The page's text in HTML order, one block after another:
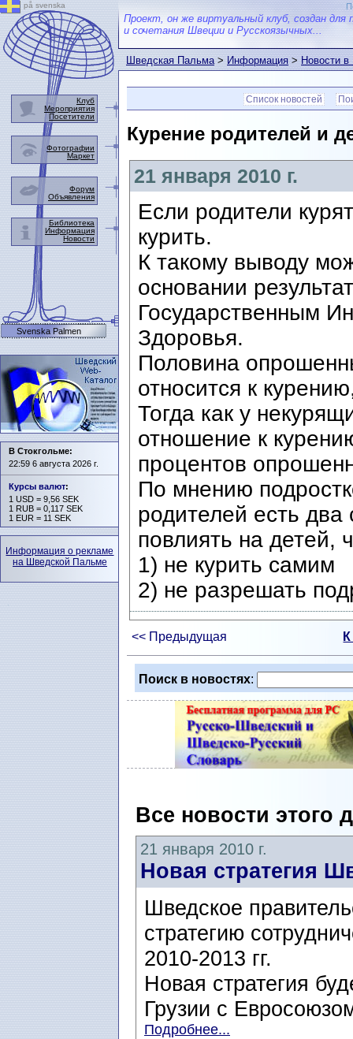
Проект, он же виртуальный клуб, создан для
и сочетания Швеции и Русскоязычных...
Шведская Пальма>Информация>Новости
Список новостей
Курение родителей и
21 января 2010 г.
Если родители
курить.
К такому выводу
основании
Государственным
Здоровья.
Половина
относится к
Тогда как у
отношение к
процентов
По мнению
родителей есть
повлиять на детей,
1) не курить самим
2) не разрешать
<< Предыдущая
Поиск в новостях:
Все новости этого
21 января 2010 г.
Новая стратегия
Шведское
стратегию
2010-2013 гг.
Новая стратегия
Грузии с
Подробнее...
på svenska
Клуб
Мероприятия
Посетители
Фотографии
Маркет
Форум
Объявления
Библиотека
Информация
Новости
Svenska Palmen
В Стокгольме:
22:59 6 августа 2026 г.
Курсы валют:
1 USD = 9,56 SEK
1 RUB = 0,117 SEK
1 EUR = 11 SEK
Информация о рекламе
на Шведской Пальме